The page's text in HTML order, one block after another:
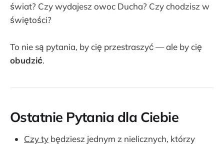
świat? Czy wydajesz owoc Ducha? Czy chodzisz w
świętości?
To nie są pytania, by cię przestraszyć — ale by cię
obudzić.
Ostatnie Pytania dla Ciebie
Czy ty będziesz jednym z nielicznych, którzy